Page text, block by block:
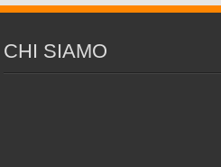
CHI SIAMO